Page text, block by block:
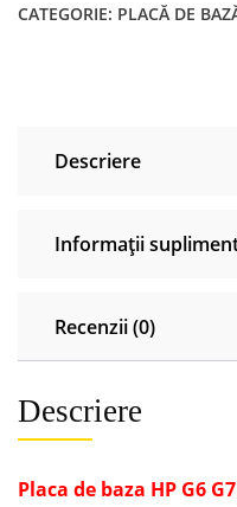
HP
CATEGORIE: PLACĂ DE
Descriere
Informații
Recenzii (0)
Descriere
Placa de baza HP G6